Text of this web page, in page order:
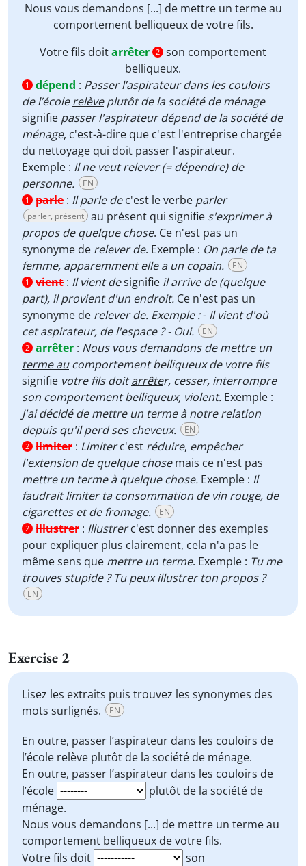
Nous vous demandons [...] de mettre un termeau
comportement belliqueux de votre fils.
Votre fils doitarrêter 2 son comportement
belliqueux.
1 dépend : Passer l’aspirateur dans les couloirs
de l’écolerelèveplutôt de la société de ménage
signifie passer l'aspirateurdépendde la société de
ménage, c'est-à-dire que c'est l'entreprise chargée
du nettoyage qui doit passer l'aspirateur.
Exemple : Il ne veut relever (= dépendre) de
personne.
EN
1 parle : Il parle dec'est le verbe parler
parler, présent au présent qui signifie s'exprimer à
propos de quelque chose. Ce n'est pas un
synonyme de relever de. Exemple : On parle de ta
femme, apparemment elle a un copain.
EN
1 vient : Il vient designifie ilarrive de (quelque
part), il provient d'un endroit. Ce n'est pas un
synonyme de relever de. Exemple :- Il vient d'où
cet aspirateur, de l'espace ? - Oui.
EN
2 arrêter : Nous vous demandons demettre un
terme aucomportement belliqueux de votre fils
signifie votre fils doitarrêter, cesser, interrompre
son comportement belliqueux, violent. Exemple :
J'ai décidé de mettre un terme à notre relation
depuis qu'il perd ses cheveux.
EN
2 limiter : Limiterc'est réduire, empêcher
l'extension de quelque chosemais ce n'est pas
mettre un terme à quelque chose. Exemple : Il
faudrait limiter ta consommation de vin rouge, de
cigarettes et de fromage.
EN
2 illustrer : Illustrerc'est donner des exemples
pour expliquer plus clairement, cela n'a pas le
même sens que mettre un terme. Exemple : Tu me
trouves stupide ? Tu peux illustrer ton propos ?
EN
Exercise 2
Lisez les extraits puis trouvez les synonymes des
mots surlignés.
EN
En outre, passer l’aspirateur dans les couloirs de
l’école relève plutôt de la société de ménage.
En outre, passer l’aspirateur dans les couloirs de
l’école
plutôt de la société de
ménage.
Nous vous demandons [...] de mettre un termeau
comportement belliqueux de votre fils.
Votre fils doit
son